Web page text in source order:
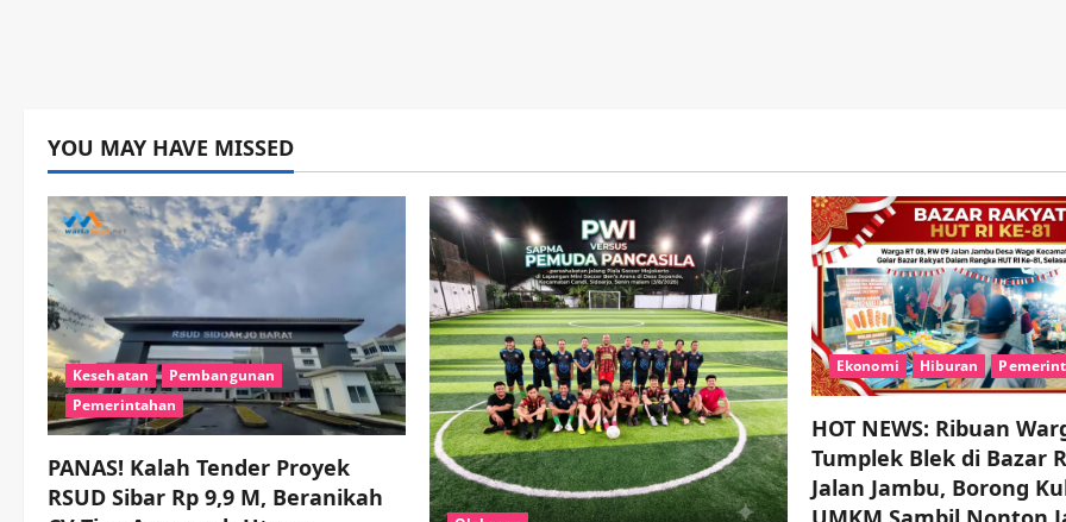
YOU MAY HAVE MISSED
Kesehatan
Pembangunan
Pemerintahan
PANAS! Kalah Tender Proyek
RSUD Sibar Rp 9,9 M, Beranikah
Ekonomi Hiburan
HOT NEWS: Ribuan
Tumplek Blek di Bazar
Jalan Jambu, Borong